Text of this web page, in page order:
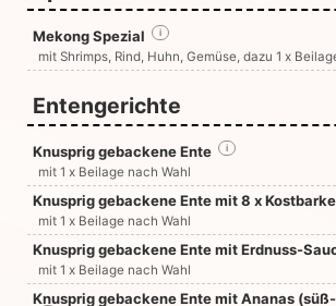
Mekong Spezial i
mit Shrimps, Rind, Huhn, Gemüse, dazu 1 x
Entengerichte
Knusprig gebackene Ente i
mit 1 x Beilage nach Wahl
Knusprig gebackene Ente mit 8 x
mit 1 x Beilage nach Wahl
Knusprig gebackene Ente mit Erdnuss-
mit 1 x Beilage nach Wahl
Knusprig gebackene Ente mit Ananas